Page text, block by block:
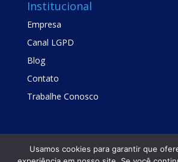
Institucional
Empresa
Canal LGPD
Blog
Contato
Trabalhe Conosco
Usamos cookies para garantir que